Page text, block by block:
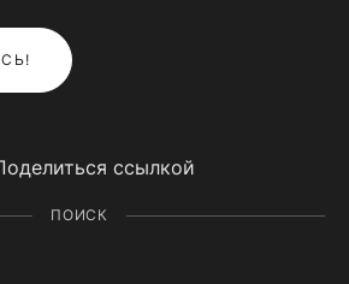
ссылкой
ПОИСК